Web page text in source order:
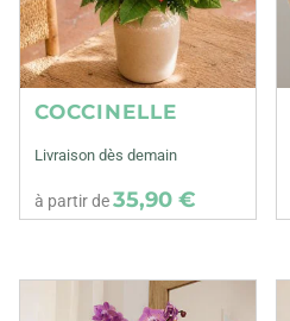
COCCINELLE
Livraison dès demain
à partir de35,90 €